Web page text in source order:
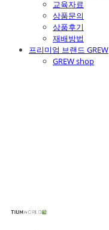
교육자료
상품문의
상품후기
재배방법
프리미엄 브랜드 GREW
GREW shop